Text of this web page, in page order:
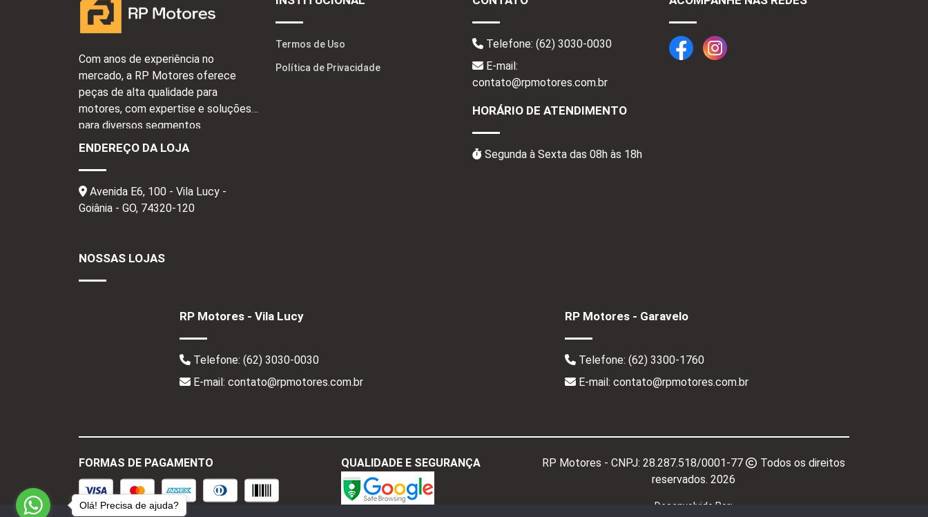
Com anos de experiência no
mercado, a RP Motores oferece
peças de alta qualidade para
motores, com expertise e soluções
para diversos segmentos.
ENDEREÇO DA LOJA
Avenida E6, 100 - Vila Lucy -
Goiânia - GO, 74320-120
Termos de Uso
Política de Privacidade
Telefone: (62) 3030-0030
E-mail:
contato@rpmotores.com.br
HORÁRIO DE ATENDIMENTO
Segunda à Sexta das 08h às 18h
NOSSAS LOJAS
RP Motores - Vila Lucy
Telefone: (62) 3030-0030
E-mail: contato@rpmotores.com.br
RP Motores - Garavelo
Telefone: (62) 3300-1760
E-mail: contato@rpmotores.com.br
FORMAS DE PAGAMENTO QUALIDADE E SEGURANÇA RP Motores - CNPJ: 28.287.518/0001-77
Todos os direitos
reservados. 2026
Desenvolvido Por:
Olá! Precisa de ajuda?